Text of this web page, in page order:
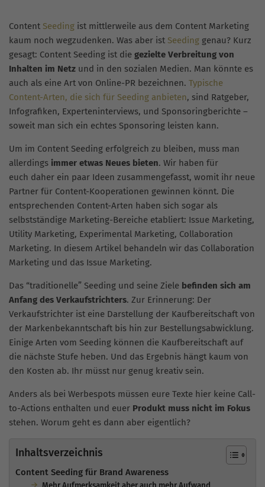
Content Seeding ist mittlerweile aus dem Content Marketing
kaum noch wegzudenken. Was aber ist Seeding genau? Kurz
gesagt: Content Seeding ist die gezielte Verbreitung von
Inhalten im Netz und in den sozialen Medien. Man könnte es
auch als eine Art von Online-PR bezeichnen. Typische
Content-Arten, die sich für Seeding anbieten, sind Ratgeber,
Infografiken, Experteninterviews, und Sponsoringberichte –
soweit man sich ein echtes Sponsoring leisten kann.
Um im Content Seeding erfolgreich zu bleiben, muss man
allerdings immer etwas Neues bieten. Wir haben für
euch daher ein paar Ideen zusammengefasst, womit ihr neue
Partner für Content-Kooperationen gewinnen könnt. Die
entsprechenden Content-Arten haben sich sogar als
selbstständige Marketing-Bereiche etabliert: Issue Marketing,
Utility Marketing, Experimental Marketing, Collaboration
Marketing. In diesem Artikel behandeln wir das Collaboration
Marketing und das Issue Marketing.
Das “traditionelle” Seeding und seine Ziele befinden sich am
Anfang des Verkaufstrichters. Zur Erinnerung: Der
Verkaufstrichter ist eine Darstellung der Kaufbereitschaft von
der Markenbekanntschaft bis hin zur Bestellungsabwicklung.
Einige Arten vom Seeding können die Kaufbereitschaft auf
die nächste Stufe heben. Und das Ergebnis hängt kaum von
den Kosten ab. Ihr müsst nur genug kreativ sein.
Anders als bei Werbespots müssen eure Texte hier keine Call-
to-Actions enthalten und euer Produkt muss nicht im Fokus
stehen. Worum geht es dann aber eigentlich?
Inhaltsverzeichnis
Content Seeding für Brand Awareness